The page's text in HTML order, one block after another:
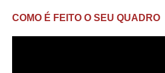
COMO É FEITO O SEU QUADRO